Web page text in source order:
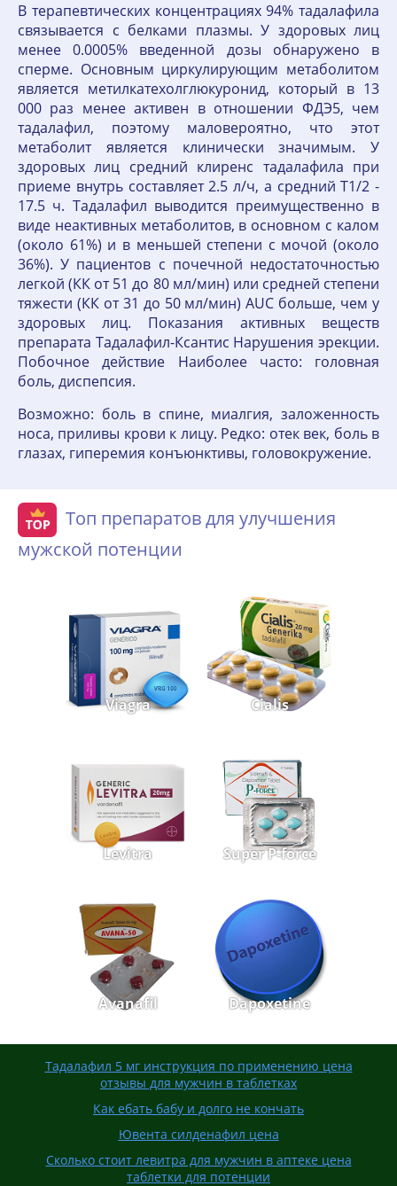
В терапевтических концентрациях 94% тадалафила
связывается с белками плазмы. У здоровых лиц
менее 0.0005% введенной дозы обнаружено в
сперме. Основным циркулирующим метаболитом
является метилкатехолглюкуронид, который в 13
000 раз менее активен в отношении ФДЭ5, чем
тадалафил, поэтому маловероятно, что этот
метаболит является клинически значимым. У
здоровых лиц средний клиренс тадалафила при
приеме внутрь составляет 2.5 л/ч, а средний T1/2 -
17.5 ч. Тадалафил выводится преимущественно в
виде неактивных метаболитов, в основном с калом
(около 61%) и в меньшей степени с мочой (около
36%). У пациентов с почечной недостаточностью
легкой (КК от 51 до 80 мл/мин) или средней степени
тяжести (КК от 31 до 50 мл/мин) AUC больше, чем у
здоровых лиц. Показания активных веществ
препарата Тадалафил-Ксантис Нарушения эрекции.
Побочное действие Наиболее часто: головная
боль, диспепсия.
Возможно: боль в спине, миалгия, заложенность
носа, приливы крови к лицу. Редко: отек век, боль в
глазах, гиперемия конъюнктивы, головокружение.
Топ препаратов для улучшения
мужской потенции
Viagra Cialis
Levitra Super P-force
Avanafil Dapoxetine
Тадалафил 5 мг инструкция по применению цена
отзывы для мужчин в таблетках
Как ебать бабу и долго не кончать
Ювента силденафил цена
Сколько стоит левитра для мужчин в аптеке цена
таблетки для потенции